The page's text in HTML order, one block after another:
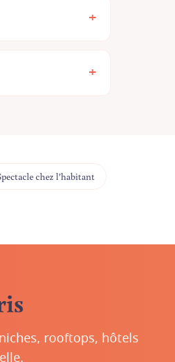
+
+
chez l’habitant
rooftops, hôtels